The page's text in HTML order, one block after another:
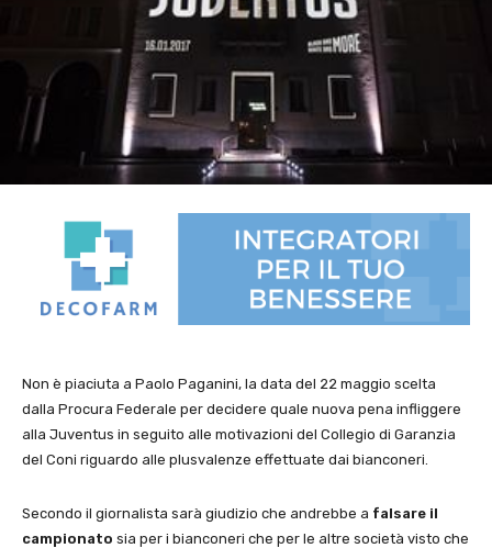
Non è piaciuta a Paolo Paganini, la data del 22 maggio scelta
dalla Procura Federale per decidere quale nuova pena infliggere
alla Juventus in seguito alle motivazioni del Collegio di Garanzia
del Coni riguardo alle plusvalenze effettuate dai bianconeri.
Secondo il giornalista sarà giudizio che andrebbe a falsare il
campionato sia per i bianconeri che per le altre società visto che